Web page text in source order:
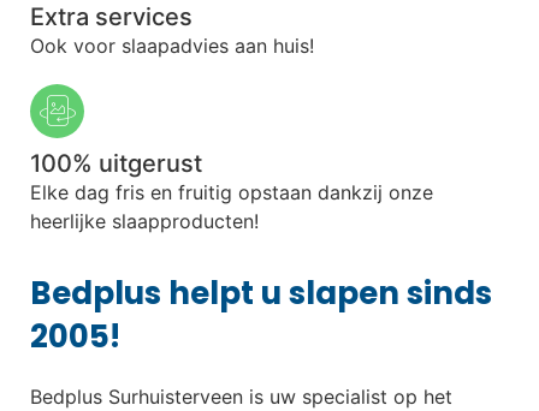
Bedplus helpt u slapen sinds
2005!
Bedplus Surhuisterveen is uw specialist op het
Extra services
Ook voor slaapadvies aan huis!
100% uitgerust
Elke dag fris en fruitig opstaan dankzij onze
heerlijke slaapproducten!